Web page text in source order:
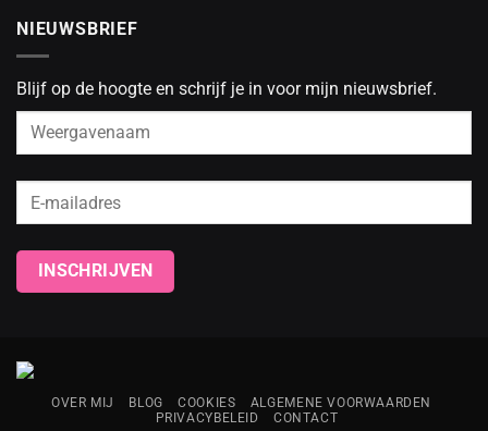
NIEUWSBRIEF
Blijf op de hoogte en schrijf je in voor mijn nieuwsbrief.
OVER MIJ BLOG COOKIES
ALGEMENE VOORWAARDEN
PRIVACYBELEID
CONTACT